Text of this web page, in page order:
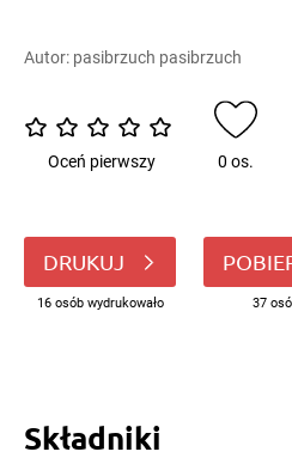
Autor: pasibrzuch pasibrzuch
Oceń pierwszy 0 os.
DRUKUJ
16 osób wydrukowało 37
Składniki